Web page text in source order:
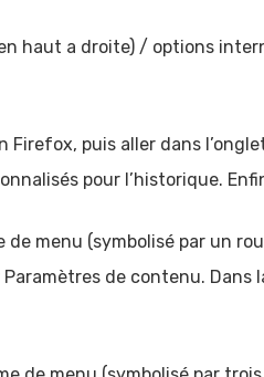
haut a droite) / options
puis aller dans
pour l’historique.
menu (symbolisé par un
de contenu. Dans